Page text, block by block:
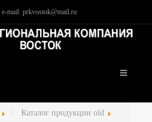
e-mail: prkvostok@mail.ru
Каталог продукции old